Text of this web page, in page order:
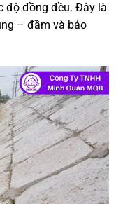
độ đồng đều. Đây là
– đầm và bảo